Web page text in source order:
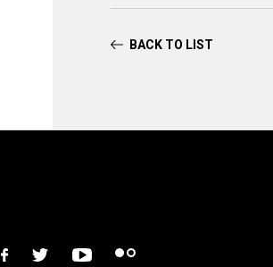
BACK TO LIST
facebook
twitter youtubeflickr